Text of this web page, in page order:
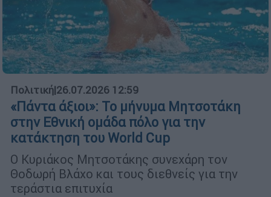
Πολιτική|26.07.2026 12:59
«Πάντα άξιοι»: Το μήνυμα Μητσοτάκη
στην Εθνική ομάδα πόλο για την
κατάκτηση του World Cup
Ο Κυριάκος Μητσοτάκης συνεχάρη τον
Θοδωρή Βλάχο και τους διεθνείς για την
τεράστια επιτυχία